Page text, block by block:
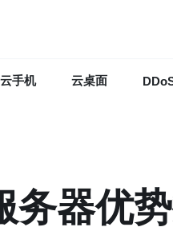
云手机 云桌面
务器优